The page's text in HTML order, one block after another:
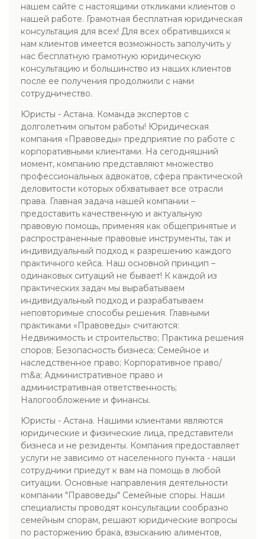
нашем сайте с настоящими откликами клиентов о
нашей работе. Грамотная бесплатная юридическая
консультация для всех! Для всех обратившихся к
нам клиентов имеется возможность заполучить у
нас бесплатную грамотную юридическую
консультацию и большинство из наших клиентов
после ее получения продолжили с нами
сотрудничество.
Юристы - Астана. Команда экспертов с
долголетним опытом работы! Юридическая
компания «Правоведы» предприятие по работе с
корпоративными клиентами. На сегодняшний
момент, компанию представляют множество
профессиональных адвокатов, сфера практической
деловитости которых обхватывает все отрасли
права. Главная задача нашей компании –
предоставить качественную и актуальную
правовую помощь, применяя как общепринятые и
распространенные правовые инструменты, так и
индивидуальный подход к разрешению каждого
практичного кейса. Наш основной принцип –
одинаковых ситуаций не бывает! К каждой из
практических задач мы вырабатываем
индивидуальный подход и разрабатываем
неповторимые способы решения. Главными
практиками «Правоведы» считаются:
Недвижимость и строительство; Практика решения
споров; Безопасность бизнеса; Семейное и
наследственное право; Корпоративное право/
m&a; Административное право и
административная ответственность;
Налогообложение и финансы.
Юристы - Астана. Нашими клиентами являются
юридические и физические лица, представители
бизнеса и не резиденты. Компания предоставляет
услуги не зависимо от населенного пункта - наши
сотрудники приедут к вам на помощь в любой
ситуации. Основные направления деятельности
компании "Правоведы" Семейные споры. Наши
специалисты проводят консультации сообразно
семейным спорам, решают юридические вопросы
по расторжению брака, взысканию алиментов,